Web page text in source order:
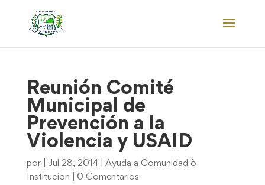
Reunión Comité
Municipal de
Prevención a la
Violencia y USAID
por Jul 28, 2014| Ayuda a Comunidad ò
Institucion
0 Comentarios